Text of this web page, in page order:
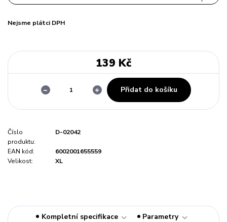
Nejsme plátci DPH
139 Kč
Přidat do košíku
Číslo
produktu:
D-02042
EAN kód:
6002001655559
Velikost:
XL
Kompletní specifikace
Parametry